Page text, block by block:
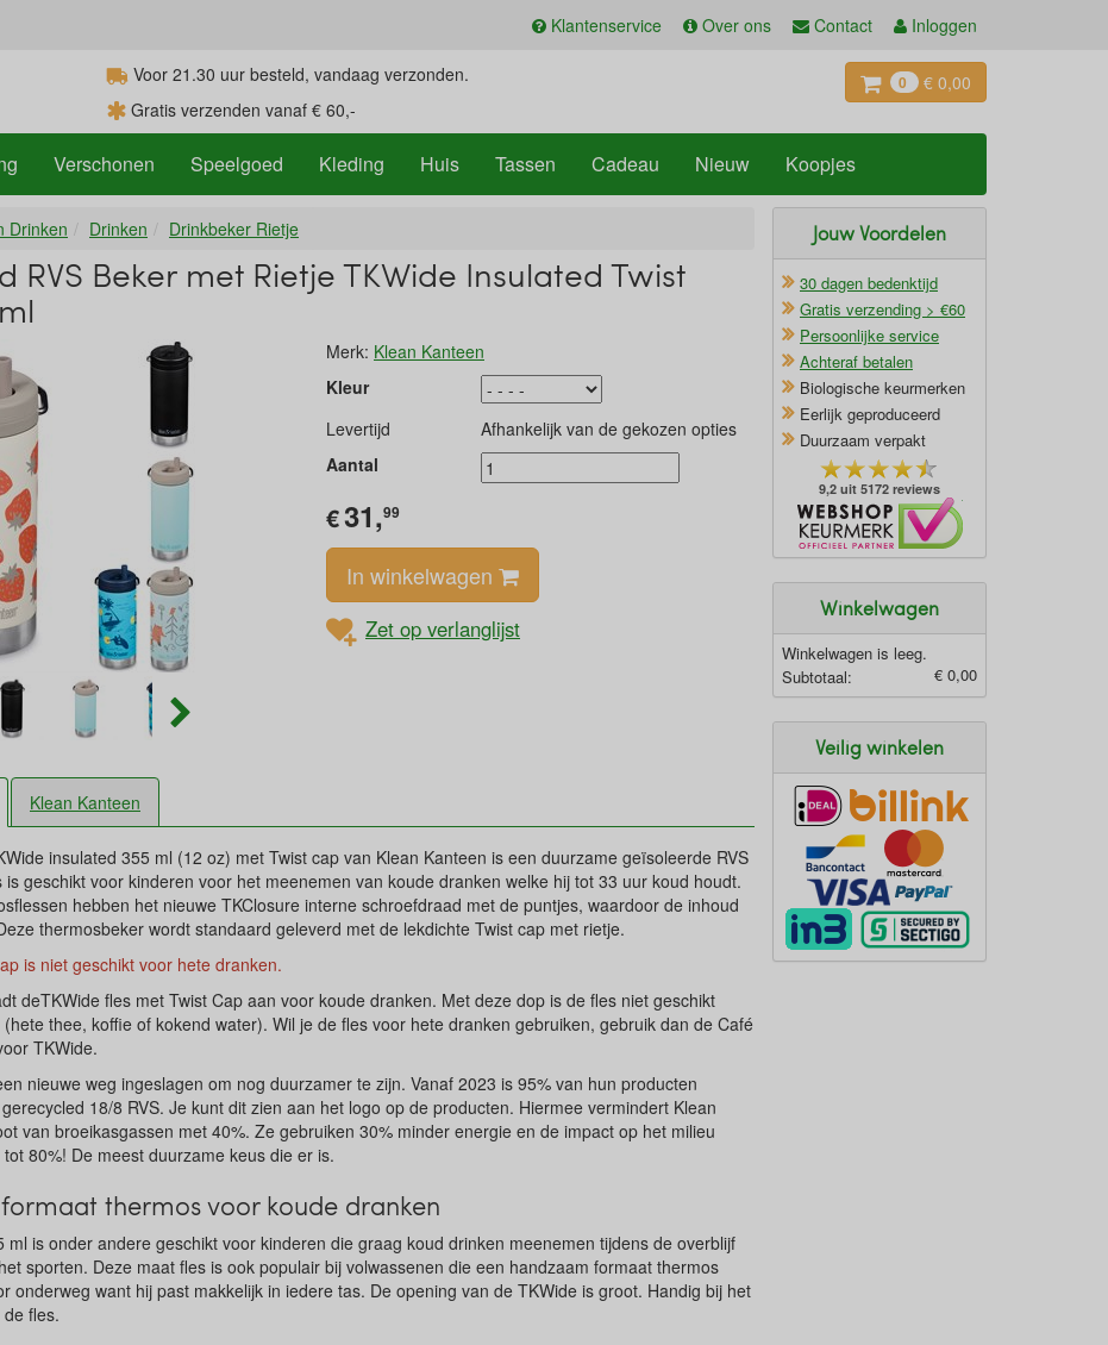
Klantenservice Over ons Contact Inloggen
0 € 0,00
Voor 21.30 uur besteld, vandaag verzonden.
Gratis verzenden vanaf € 60,-
Verschonen Speelgoed Kleding Huis Tassen Cadeau Nieuw Koopjes
Drinken Drinken Drinkbeker Rietje
RVS Beker met Rietje TKWide Insulated Twist
Merk: Klean Kanteen
Kleur
Levertijd
Afhankelijk van de gekozen opties
Aantal
€31,99
In winkelwagen
Zet op verlanglijst
Klean Kanteen
insulated 355 ml (12 oz) met Twist cap van Klean Kanteen is een duurzame geïsoleerde RVS
is geschikt voor kinderen voor het meenemen van koude dranken welke hij tot 33 uur koud houdt.
hebben het nieuwe TKClosure interne schroefdraad met de puntjes, waardoor de inhoud
thermosbeker wordt standaard geleverd met de lekdichte Twist cap met rietje.
is niet geschikt voor hete dranken.
deTKWide fles met Twist Cap aan voor koude dranken. Met deze dop is de fles niet geschikt
thee, koffie of kokend water). Wil je de fles voor hete dranken gebruiken, gebruik dan de Café
TKWide.
nieuwe weg ingeslagen om nog duurzamer te zijn. Vanaf 2023 is 95% van hun producten
18/8 RVS. Je kunt dit zien aan het logo op de producten. Hiermee vermindert Klean
van broeikasgassen met 40%. Ze gebruiken 30% minder energie en de impact op het milieu
80%! De meest duurzame keus die er is.
thermos voor koude dranken
ml is onder andere geschikt voor kinderen die graag koud drinken meenemen tijdens de overblijf
sporten. Deze maat fles is ook populair bij volwassenen die een handzaam formaat thermos
onderweg want hij past makkelijk in iedere tas. De opening van de TKWide is groot. Handig bij het
fles.
Jouw Voordelen
30 dagen bedenktijd
Gratis verzending > €60
Persoonlijke service
Achteraf betalen
Biologische keurmerken
Eerlijk geproduceerd
Duurzaam verpakt
9,2 uit 5172 reviews
Winkelwagen
Winkelwagen is leeg.
Subtotaal:
€ 0,00
Veilig winkelen